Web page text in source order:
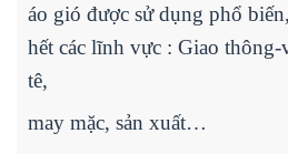
áo gió được sử dụng phổ
hết các lĩnh vực : Giao
tê,
may mặc, sản xuất…